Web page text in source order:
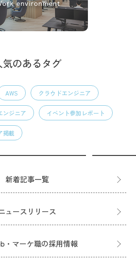
気のあるタグ
AWS クラウドエンジニア
ンジニア イベント参加レポート
掲載
新着記事一覧
ュースリリース
・マーケ職の採用情報